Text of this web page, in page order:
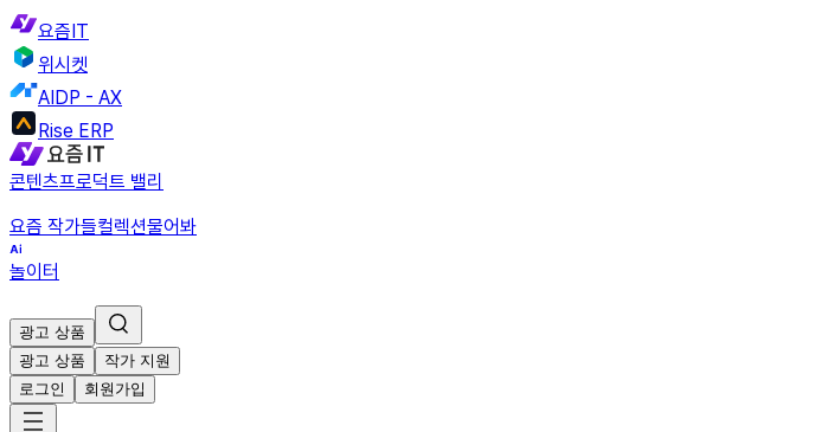
요즘IT
위시켓
AIDP - AX
Rise ERP
콘텐츠프로덕트 밸리
요즘 작가들컬렉션물어봐
놀이터
광고 상품
광고 상품
작가 지원
로그인
회원가입